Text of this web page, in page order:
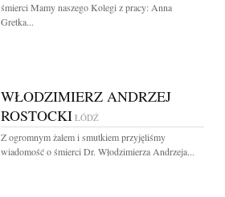
śmierci Mamy naszego Kolegi z pracy: Anna
Gretka...
WŁODZIMIERZ ANDRZEJ
ROSTOCKI ŁÓDŹ
Z ogromnym żalem i smutkiem przyjęliśmy
wiadomość o śmierci Dr. Włodzimierza Andrzeja...